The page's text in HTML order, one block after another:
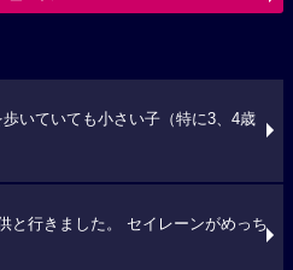
いていても小さい子（特に3、4歳
と行きました。 セイレーンがめっち